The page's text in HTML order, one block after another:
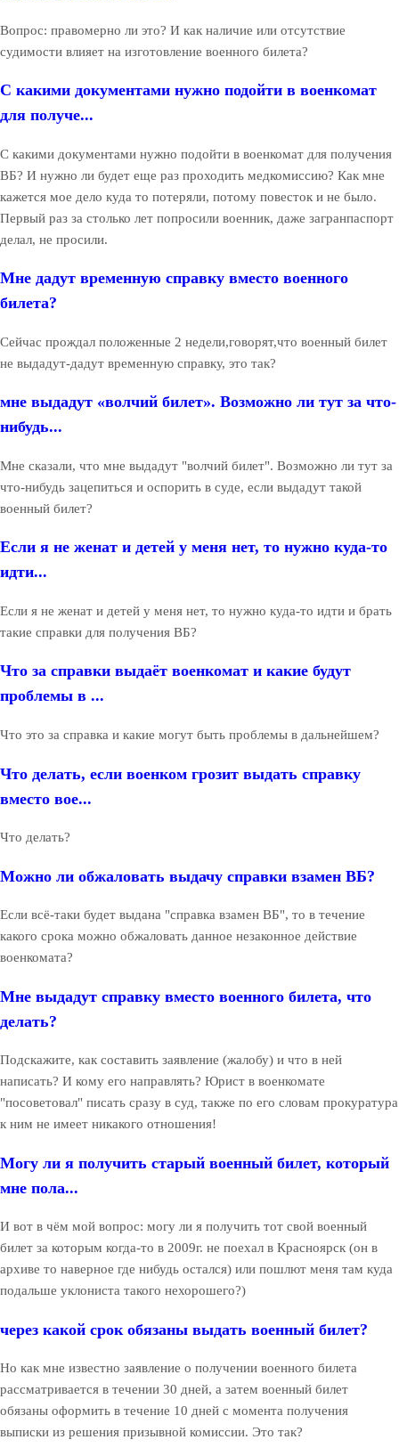
Вопрос: правомерно ли это? И как наличие или отсутствие
судимости влияет на изготовление военного билета?
С какими документами нужно подойти в военкомат
для получе...
С какими документами нужно подойти в военкомат для получения
ВБ? И нужно ли будет еще раз проходить медкомиссию? Как мне
кажется мое дело куда то потеряли, потому повесток и не было.
Первый раз за столько лет попросили военник, даже загранпаспорт
делал, не просили.
Мне дадут временную справку вместо военного
билета?
Сейчас прождал положенные 2 недели,говорят,что военный билет
не выдадут-дадут временную справку, это так?
мне выдадут «волчий билет». Возможно ли тут за что-
нибудь...
Мне сказали, что мне выдадут "волчий билет". Возможно ли тут за
что-нибудь зацепиться и оспорить в суде, если выдадут такой
военный билет?
Если я не женат и детей у меня нет, то нужно куда-то
идти...
Если я не женат и детей у меня нет, то нужно куда-то идти и брать
такие справки для получения ВБ?
Что за справки выдаёт военкомат и какие будут
проблемы в ...
Что это за справка и какие могут быть проблемы в дальнейшем?
Что делать, если военком грозит выдать справку
вместо вое...
Что делать?
Можно ли обжаловать выдачу справки взамен ВБ?
Если всё-таки будет выдана "справка взамен ВБ", то в течение
какого срока можно обжаловать данное незаконное действие
военкомата?
Мне выдадут справку вместо военного билета, что
делать?
Подскажите, как составить заявление (жалобу) и что в ней
написать? И кому его направлять? Юрист в военкомате
"посоветовал" писать сразу в суд, также по его словам прокуратура
к ним не имеет никакого отношения!
Могу ли я получить старый военный билет, который
мне пола...
И вот в чём мой вопрос: могу ли я получить тот свой военный
билет за которым когда-то в 2009г. не поехал в Красноярск (он в
архиве то наверное где нибудь остался) или пошлют меня там куда
подальше уклониста такого нехорошего?)
через какой срок обязаны выдать военный билет?
Но как мне известно заявление о получении военного билета
рассматривается в течении 30 дней, а затем военный билет
обязаны оформить в течение 10 дней с момента получения
выписки из решения призывной комиссии. Это так?